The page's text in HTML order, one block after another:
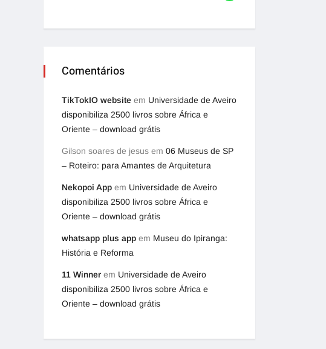
Comentários
TikTokIO website em Universidade de Aveiro
disponibiliza 2500 livros sobre África e
Oriente – download grátis
Gilson soares de jesus em 06 Museus de SP
– Roteiro: para Amantes de Arquitetura
Nekopoi App em Universidade de Aveiro
disponibiliza 2500 livros sobre África e
Oriente – download grátis
whatsapp plus app em Museu do Ipiranga:
História e Reforma
11 Winner em Universidade de Aveiro
disponibiliza 2500 livros sobre África e
Oriente – download grátis